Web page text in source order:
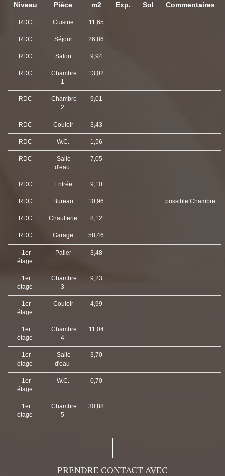
Niveau Pièce m2 Exp. Sol Commentaires
RDC Cuisine 11,65
RDC Séjour 26,86
RDC Salon 9,94
RDC
Chambre
1
13,02
RDC
Chambre
2
9,01
RDC Couloir 3,43
RDC W.C. 1,56
RDC
Salle
d'eau
7,05
RDC Entrée 9,10
RDC Bureau 10,96 possible Chambre
RDC Chaufferie 8,12
RDC Garage 58,46
1er
étage
Palier 3,48
1er
étage
Chambre
3
9,23
1er
étage
Couloir 4,99
1er
étage
Chambre
4
11,04
1er
étage
Salle
d'eau
3,70
1er
étage
W.C. 0,70
1er
étage
Chambre
5
30,88
PRENDRE CONTACT AVEC